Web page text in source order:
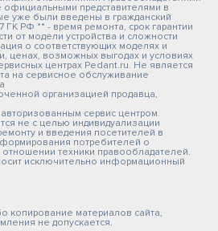
официальными представителями в
уже были введены в гражданский
ГК РФ ** - время ремонта, срок гарантии
от модели устройства и сложности
о соответствующих моделях и
ценах, возможных выгодах и условиях
центрах Pedant.ru. Не является
на сервисное обслуживание
организацией продавца,
сервис центром.
не с целью индивидуализации
и введения посетителей в
потребителей о
отношении техники правообладателей.
исключительно информационный
копирование материалов сайта,
не допускается.